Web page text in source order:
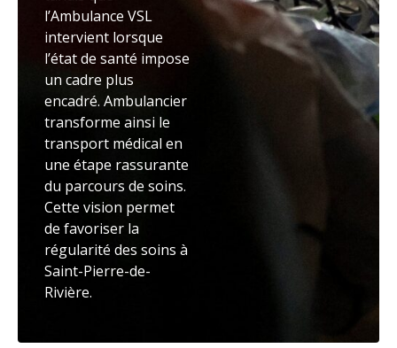
l’Ambulance VSL
intervient lorsque
l’état de santé impose
un cadre plus
encadré. Ambulancier
transforme ainsi le
transport médical en
une étape rassurante
du parcours de soins.
Cette vision permet
de favoriser la
régularité des soins à
Saint-Pierre-de-
Rivière.